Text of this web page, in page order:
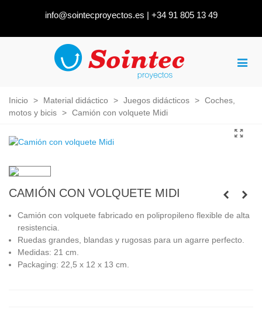
info@sointecproyectos.es | +34 91 805 13 49
Inicio > Material didáctico > Juegos didácticos > Coches,
motos y bicis > Camión con volquete Midi
CAMIÓN CON VOLQUETE MIDI
Camión con volquete fabricado en polipropileno flexible de alta
resistencia.
Ruedas grandes, blandas y rugosas para un agarre perfecto.
Medidas: 21 cm.
Packaging: 22,5 x 12 x 13 cm.